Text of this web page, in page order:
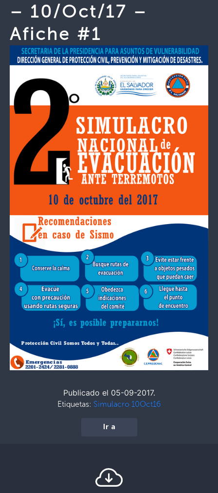
– 10/Oct/17 –
Afiche #1
Publicado el 05-09-2017.
Etiquetas: Simulacro 10Oct16
Ir a